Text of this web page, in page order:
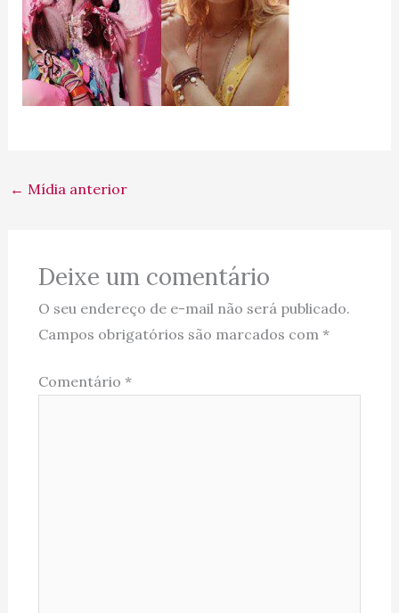
← Mídia anterior
Deixe um comentário
O seu endereço de e-mail não será publicado.
Campos obrigatórios são marcados com *
Comentário *